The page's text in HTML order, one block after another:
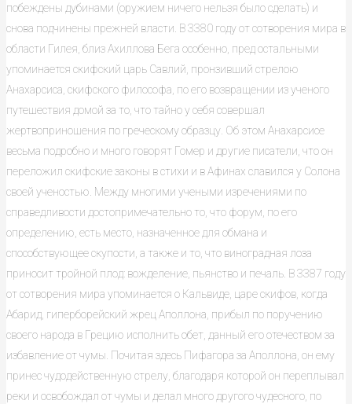
побеждены дубинами (оружием ничего нельзя было сделать) и
снова подчинены прежней власти. В 3380 году от сотворения мира в
области Гилея, близ Ахиллова Бега особенно, пред остальными
упоминается скифский царь Савлий, пронзивший стрелою
Анахарсиса, скифского философа, по его возвращении из ученого
путешествия домой за то, что тайно у себя совершал
жертвоприношения по греческому образцу. Об этом Анахарсисе
весьма подробно и много говорят Гомер и другие писатели, что он
переложил скифские законы в стихи и в Афинах славился у Солона
своей ученостью. Между многими учеными изречениями по
справедливости достопримечательно то, что форум, по его
определению, есть место, назначенное для обмана и
способствующее скупости, а также и то, что виноградная лоза
приносит тройной плод: вожделение, пьянство и печаль. В 3387 году
от сотворения мира упоминается о Кальвиде, царе скифов, когда
Абарид, гиперборейский жрец Аполлона, прибыл по поручению
своего народа в Грецию исполнить обет, данный его отечеством за
избавление от чумы. Почитая здесь Пифагора за Аполлона, он ему
принес чудодейственную стрелу, благодаря которой он переплывал
реки и освобождал от чумы и делал много другого чудесного, по